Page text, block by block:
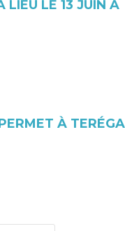
LIEU LE 13 JUIN À
À TERÉGA